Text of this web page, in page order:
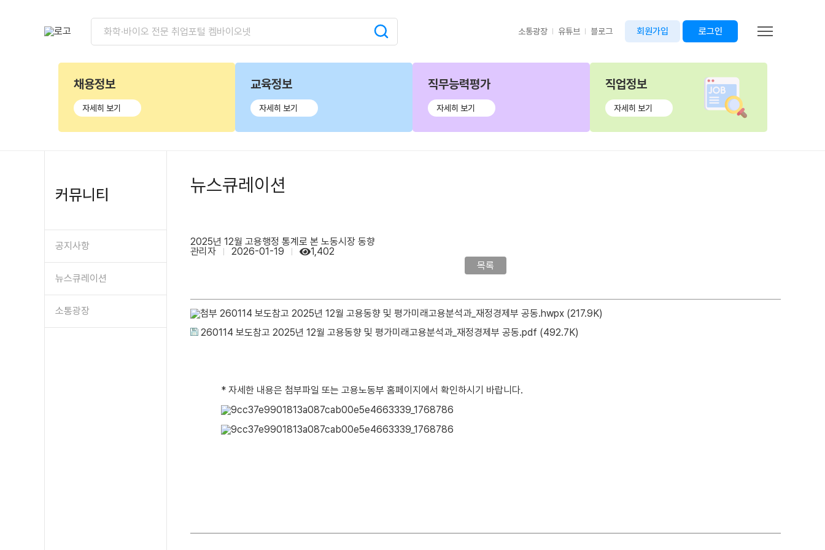
소통광장 유튜브 블로그 회원가입 로그인
채용정보
자세히 보기
교육정보
자세히 보기
직무능력평가
자세히 보기
직업정보
자세히 보기
커뮤니티
공지사항
뉴스큐레이션
소통광장
뉴스큐레이션
2025년 12월 고용행정 통계로 본 노동시장 동향
관리자
2026-01-19
1,402
목록
260114 보도참고 2025년 12월 고용동향 및 평가미래고용분석과_재정경제부 공동.hwpx (217.9K)
260114 보도참고 2025년 12월 고용동향 및 평가미래고용분석과_재정경제부 공동.pdf (492.7K)
* 자세한 내용은 첨부파일 또는 고용노동부 홈페이지에서 확인하시기 바랍니다.